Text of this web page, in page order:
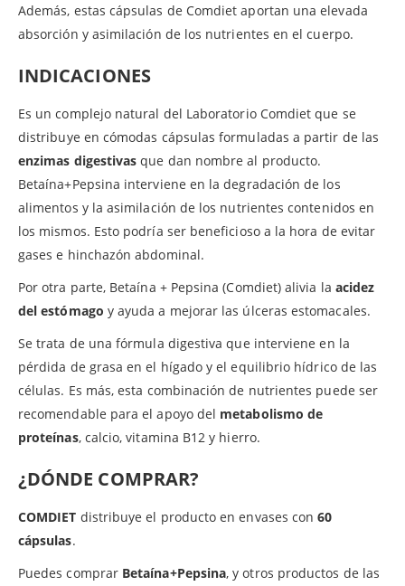
Además, estas cápsulas de Comdiet aportan una elevada
absorción y asimilación de los nutrientes en el cuerpo.
INDICACIONES
Es un complejo natural del Laboratorio Comdiet que se
distribuye en cómodas cápsulas formuladas a partir de las
enzimas digestivas que dan nombre al producto.
Betaína+Pepsina interviene en la degradación de los
alimentos y la asimilación de los nutrientes contenidos en
los mismos. Esto podría ser beneficioso a la hora de evitar
gases e hinchazón abdominal.
Por otra parte, Betaína + Pepsina (Comdiet) alivia la acidez
del estómago y ayuda a mejorar las úlceras estomacales.
Se trata de una fórmula digestiva que interviene en la
pérdida de grasa en el hígado y el equilibrio hídrico de las
células. Es más, esta combinación de nutrientes puede ser
recomendable para el apoyo del metabolismo de
proteínas, calcio, vitamina B12 y hierro.
¿DÓNDE COMPRAR?
COMDIET distribuye el producto en envases con60
cápsulas.
Puedes comprar Betaína+Pepsina, y otros productos de las